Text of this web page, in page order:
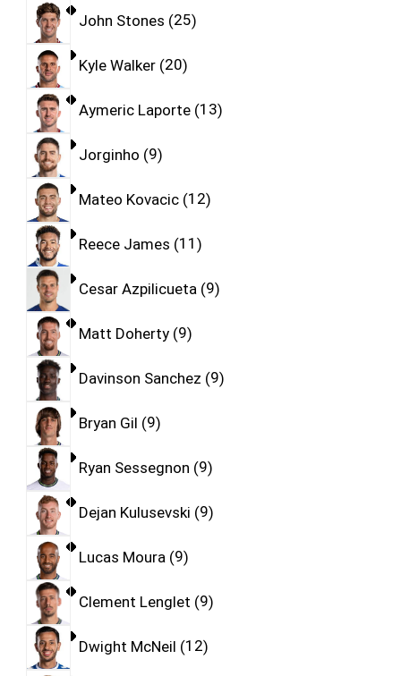
John Stones 25
Kyle Walker 20
Aymeric Laporte 13
Jorginho 9
Mateo Kovacic 12
Reece James 11
Cesar Azpilicueta 9
Matt Doherty 9
Davinson Sanchez 9
Bryan Gil 9
Ryan Sessegnon 9
Dejan Kulusevski 9
Lucas Moura 9
Clement Lenglet 9
Dwight McNeil 12